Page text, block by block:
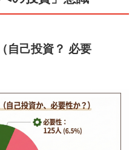
自己投資？ 必要